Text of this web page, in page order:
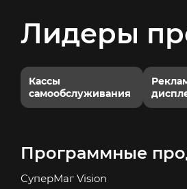
Лидеры
Кассы
самообслуживания
Программные
СуперМаг Vision